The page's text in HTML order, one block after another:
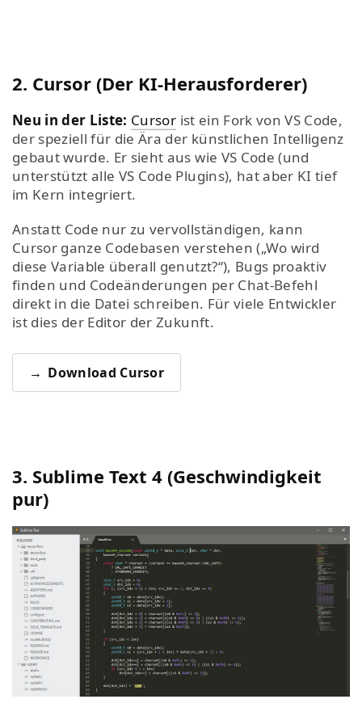
2. Cursor (Der KI-Herausforderer)
Neu in der Liste: Cursor ist ein Fork von VS Code,
der speziell für die Ära der künstlichen Intelligenz
gebaut wurde. Er sieht aus wie VS Code (und
unterstützt alle VS Code Plugins), hat aber KI tief
im Kern integriert.
Anstatt Code nur zu vervollständigen, kann
Cursor ganze Codebasen verstehen („Wo wird
diese Variable überall genutzt?“), Bugs proaktiv
finden und Codeänderungen per Chat-Befehl
direkt in die Datei schreiben. Für viele Entwickler
ist dies der Editor der Zukunft.
Download Cursor
3. Sublime Text 4 (Geschwindigkeit
pur)